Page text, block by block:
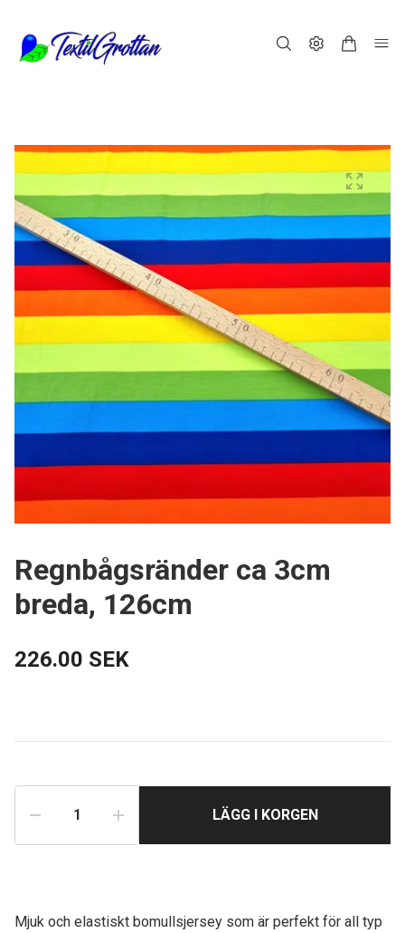
Regnbågsränder ca 3cm
breda, 126cm
226.00 SEK
LÄGG I KORGEN
Mjuk och elastiskt bomullsjersey som är perfekt för all typ